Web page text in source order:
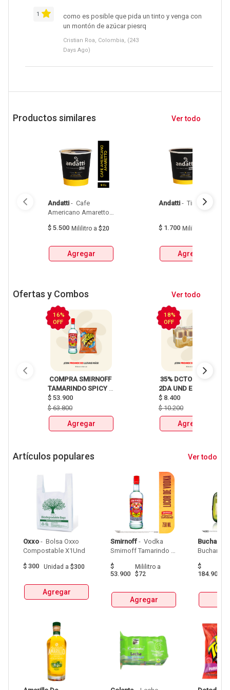
1
como es posible que pida un tinto y venga con
un montón de azúcar piesrq
Cristian Roa, Colombia, (243
Days Ago)
Productos similares Ver todo
Andatti - Cafe
Americano Amaretto
$ 5.500 Mililitro a $20
Agregar
Andatti -
$ 1.700 Mililitro
Agregar
Ofertas y Combos Ver todo
16%
OFF
COMPRA SMIRNOFF
TAMARINDO SPICY
X750ml Y LLEVATE
DETODITO 165GR o
150GR
$ 53.900
$63.800
Agregar
18%
OFF
35% DCTO EN LA
2DA UND EN
CERVEZA CLUB
COLOMBIA LATA
X330ml
$ 8.400
$10.200
Agregar
Artículos populares Ver todo
Oxxo - Bolsa Oxxo
$ 300 Unidad a $300
Agregar
Smirnoff - Vodka
Smirnoff Tamarindo
$
53.900
Mililitroa
$72
Agregar
$
184.900